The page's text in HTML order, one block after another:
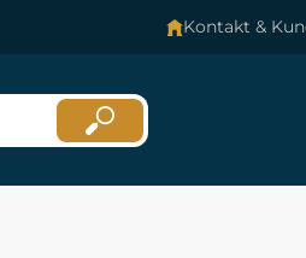
Kontakt &